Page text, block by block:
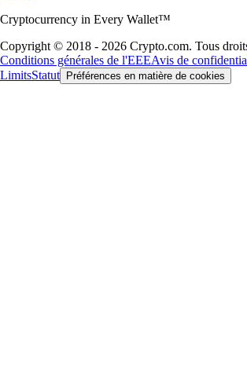
Cryptocurrency in Every Wallet™
Copyright © 2018 - 2026 Crypto.com. Tous
Conditions générales de l'EEEAvis de
LimitsStatut Préférences en matière de cookies